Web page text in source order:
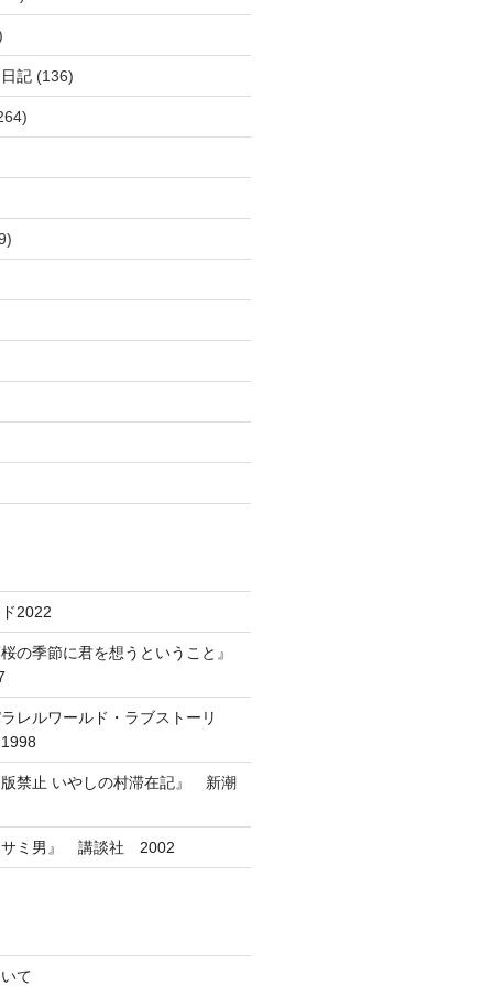
記(136)
2022
の季節に君を想うということ』
レルワールド・ラブストーリ
禁止 いやしの村滞在記』 新潮
ミ男』 講談社 2002
て